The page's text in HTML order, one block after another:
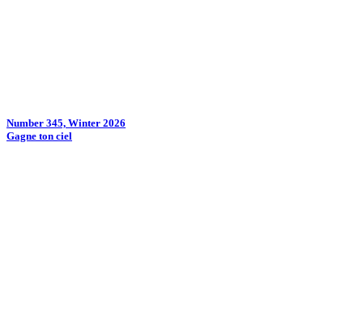
Number 345, Winter 2026
Gagne ton ciel